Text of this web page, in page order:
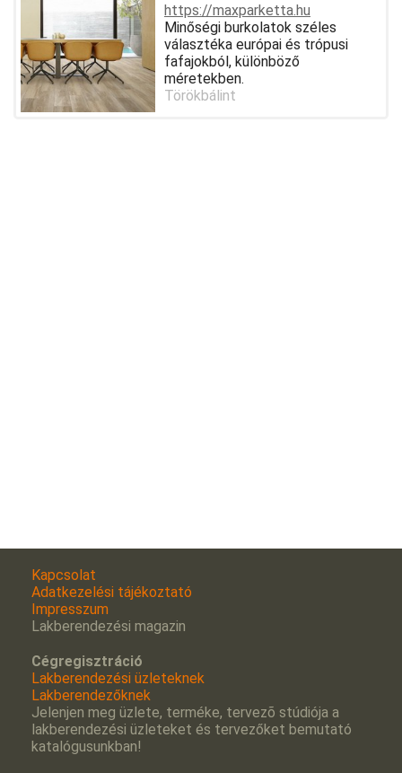
https://maxparketta.hu
Minőségi burkolatok széles
választéka európai és trópusi
fafajokból, különböző
méretekben.
Törökbálint
Kapcsolat
Adatkezelési tájékoztató
Impresszum
Lakberendezési magazin
Cégregisztráció
Lakberendezési üzleteknek
Lakberendezőknek
Jelenjen meg üzlete, terméke, tervezõ stúdiója a
lakberendezési üzleteket és tervezőket bemutató
katalógusunkban!